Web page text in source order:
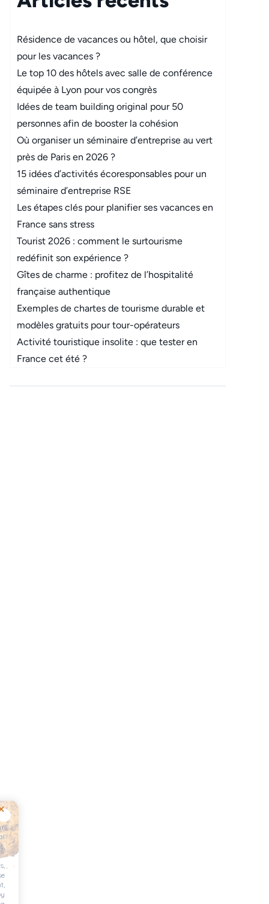
Résidence de vacances ou hôtel, que choisir
pour les vacances ?
Le top 10 des hôtels avec salle de conférence
équipée à Lyon pour vos congrès
Idées de team building original pour 50
personnes afin de booster la cohésion
Où organiser un séminaire d’entreprise au vert
près de Paris en 2026 ?
15 idées d’activités écoresponsables pour un
séminaire d’entreprise RSE
Les étapes clés pour planifier ses vacances en
France sans stress
Tourist 2026 : comment le surtourisme
redéfinit son expérience ?
Gîtes de charme : profitez de l’hospitalité
française authentique
Exemples de chartes de tourisme durable et
modèles gratuits pour tour-opérateurs
Activité touristique insolite : que tester en
France cet été ?